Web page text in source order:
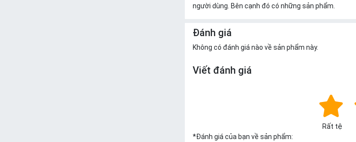
người dùng. Bên cạnh đó có những sản phẩm.
Đánh giá
Không có đánh giá nào về sản phẩm này.
Viết đánh giá
Rất tệ
*Đánh giá của bạn về sản phẩm: